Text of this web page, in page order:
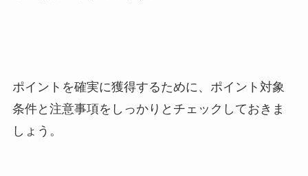
ポイントを確実に獲得するために、ポイント対象
条件と注意事項をしっかりとチェックしておきま
しょう。